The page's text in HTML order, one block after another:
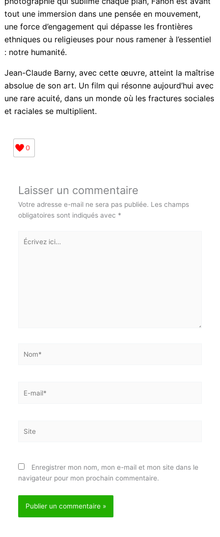
simplement une interprétation, mais une véritable
incarnation, au point qu’on en vient à se demander si
ce n’est pas Fanon lui-même qui se tient devant nous.
L’acteur parvient à capturer toute la force de
l’engagement de Fanon, non seulement par la justesse
de son jeu, mais aussi par une présence à l’écran et un
charisme déroutant qui nous saisissent dès les
premières minutes.
Au-delà d’une mise en scène soignée et d’une
avant tout une immersion dans une pensée en
mouvement, une force d’engagement qui dépasse les
Jean-Claude Barny, avec cette œuvre, atteint la
maîtrise absolue de son art. Un film qui résonne
les fractures sociales et raciales se multiplient.
Nom*